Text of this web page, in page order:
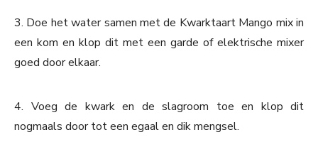
3. Doe het water samen met de Kwarktaart Mango mix in
een kom en klop dit met een garde of elektrische mixer
goed door elkaar.
4. Voeg de kwark en de slagroom toe en klop dit
nogmaals door tot een egaal en dik mengsel.